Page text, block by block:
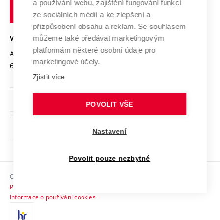
Open Science
Projekty
Projekty ze strukturálních fondů
Specifický výzkum
Mezinárodní dohody
Univerzitní sítě
Podnikavá univerzita / ContriBUTe
Bezpečná univerzita
Vyznamenání
Organizační struktura
Ochrana osobních údajů
odkaz)
Sociální bezpečí
HR Award
technické
Brně
VYSOKÉ UČENÍ TECHNICKÉ V BRNĚ
Antonínská 548/1
602 00 Brno
www.vut.cz
vut@vutbr.cz
Copyright © 2026 VUT
Prohlášení o přístupnosti
Informace o používání cookies
a používání webu, zajištění fungování funkcí
ze sociálních médií a ke zlepšení a
přizpůsobení obsahu a reklam. Se souhlasem
můžeme také předávat marketingovým
platformám některé osobní údaje pro
marketingové účely.
Zjistit více
POVOLIT VŠE
Nastavení
Povolit pouze nezbytné